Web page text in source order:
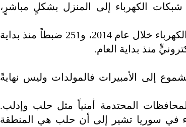
شبكات الكهرباء إلى المنزل بشكلٍ مباشرٍ،
وعلمت مجلة "صوَر" أن وزارة الكهرباء نظّمت 644 ضبطاً لسرقة الكهرباء خلال عام 2014، و251 ضبطاً منذ بداية
إلى الأمبيرات فالمولدات وليس نهايةً
المحتدمة أمنياً مثل حلب وإدلب.
واقع الكهرباء في سوريا تشير إلى أن حلب هي المنطقة